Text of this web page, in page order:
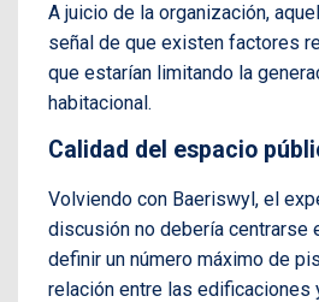
A juicio de la organización,
señal de que existen factores
que estarían limitando la
habitacional.
Calidad del espacio
Volviendo con Baeriswyl, el
discusión no debería centrarse
definir un número máximo de
relación entre las edificaciones